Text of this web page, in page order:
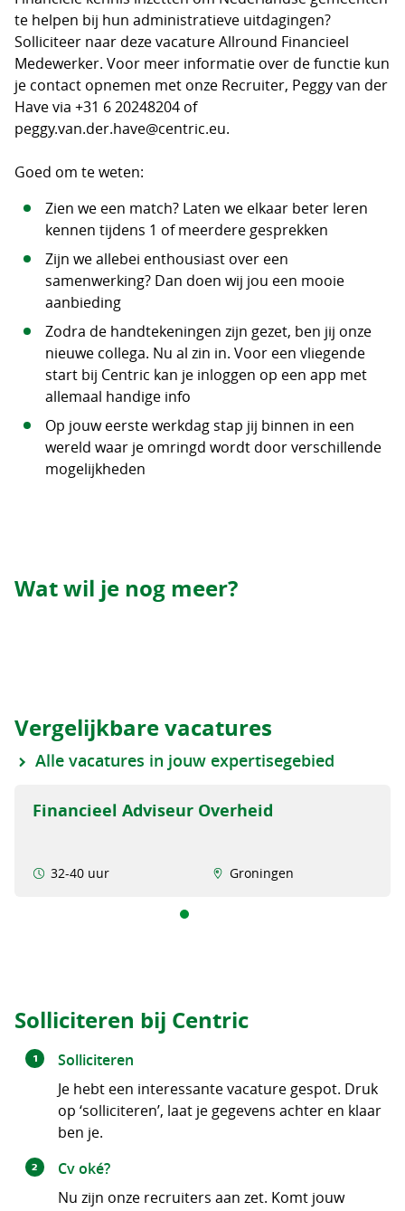
te helpen bij hun administratieve uitdagingen?
Solliciteer naar deze vacature Allround Financieel
Medewerker. Voor meer informatie over de functie kun
je contact opnemen met onze Recruiter, Peggy van der
Have via +31 6 20248204 of
peggy.van.der.have@centric.eu.
Goed om te weten:
Zien we een match? Laten we elkaar beter leren
kennen tijdens 1 of meerdere gesprekken
Zijn we allebei enthousiast over een
samenwerking? Dan doen wij jou een mooie
aanbieding
Zodra de handtekeningen zijn gezet, ben jij onze
nieuwe collega. Nu al zin in. Voor een vliegende
start bij Centric kan je inloggen op een app met
allemaal handige info
Op jouw eerste werkdag stap jij binnen in een
wereld waar je omringd wordt door verschillende
mogelijkheden
Wat wil je nog meer?
Vergelijkbare vacatures
Alle vacatures in jouw expertisegebied
Financieel Adviseur Overheid
32-40 uur Groningen
Solliciteren bij Centric
Solliciteren
Je hebt een interessante vacature gespot. Druk
op ‘solliciteren’, laat je gegevens achter en klaar
ben je.
Cv oké?
Nu zijn onze recruiters aan zet. Komt jouw